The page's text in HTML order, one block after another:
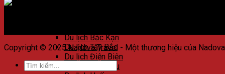
Du lịch Bắc Kạn
Du lịch Tây Bắc
Du lịch Điện Biên
Du lịch Lai Châu
Copyright © 2025 Nadova Travel - Một thương hiệu của